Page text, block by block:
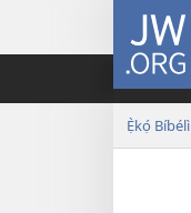
JW.ORG
Ẹ̀kọ́ Bíbélì